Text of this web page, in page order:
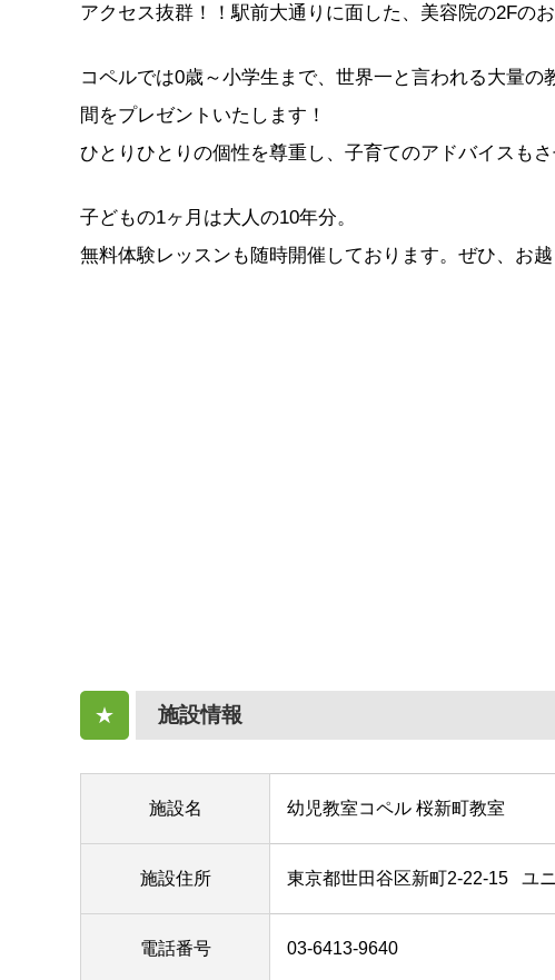
アクセス抜群！！駅前大通りに面した、美容院の2Fのお
コペルでは0歳～小学生まで、世界一と言われる大量
間をプレゼントいたします！
ひとりひとりの個性を尊重し、子育てのアドバイスもさ
子どもの1ヶ月は大人の10年分。
無料体験レッスンも随時開催しております。ぜひ、お越
★ 施設情報
施設名 幼児教室コペル 桜新町教室
施設住所 東京都世田谷区新町2-22-15 ユ
電話番号 03-6413-9640